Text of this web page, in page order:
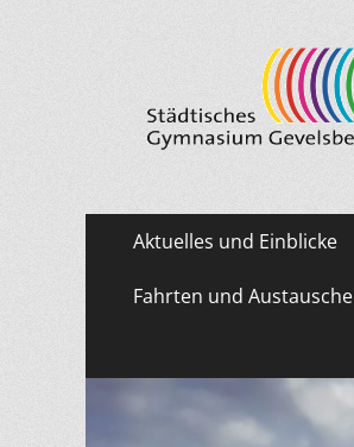
Primäres
Zum
Inhalt
springen
Aktuelles und Einblicke
Fahrten und Austausche